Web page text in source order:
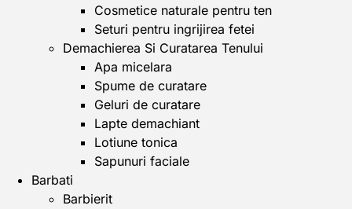
Cosmetice naturale pentru ten
Seturi pentru ingrijirea fetei
Demachierea Si Curatarea Tenului
Apa micelara
Spume de curatare
Geluri de curatare
Lapte demachiant
Lotiune tonica
Sapunuri faciale
Barbati
Barbierit